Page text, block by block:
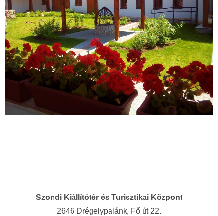
Szondi Kiállítótér és Turisztikai Központ
2646 Drégelypalánk, Fő út 22.